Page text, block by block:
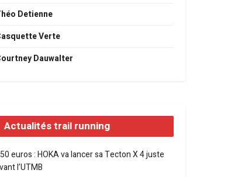
Detienne
Verte
Dauwalter
Actualités trail running
euros : HOKA va lancer sa Tecton X 4 juste
l’UTMB